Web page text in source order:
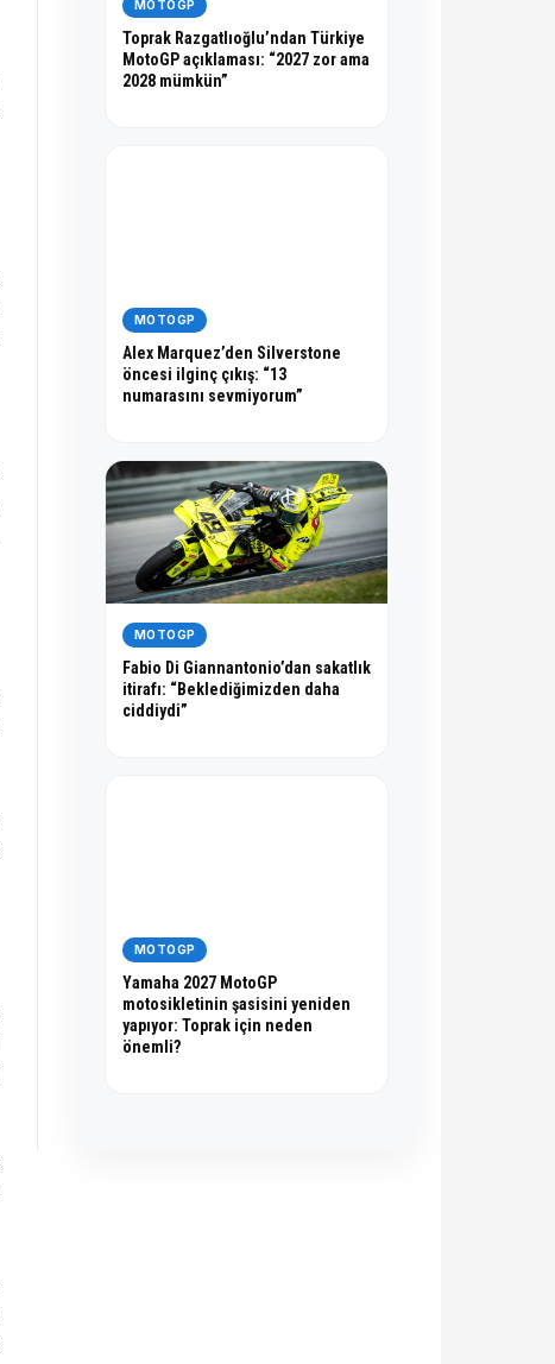
MOTOGP
Toprak Razgatlıoğlu’ndan Türkiye
MotoGP açıklaması: “2027 zor ama
2028 mümkün”
MOTOGP
Alex Marquez’den Silverstone
öncesi ilginç çıkış: “13
numarasını sevmiyorum”
MOTOGP
Fabio Di Giannantonio’dan sakatlık
itirafı: “Beklediğimizden daha
ciddiydi”
MOTOGP
Yamaha 2027 MotoGP
motosikletinin şasisini yeniden
yapıyor: Toprak için neden
önemli?